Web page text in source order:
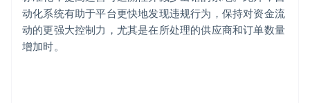
动化系统有助于平台更快地发现违规行为，保持对资金流
动的更强大控制力，尤其是在所处理的供应商和订单数量
增加时。